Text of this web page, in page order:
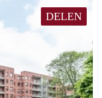
DELEN